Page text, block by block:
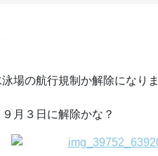
場の航行規制か解除になり
月３日に解除かな？